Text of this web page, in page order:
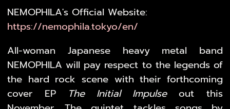
NEMOPHILA's Official Website:
https://nemophila.tokyo/en/
All-woman Japanese heavy metal band
NEMOPHILA will pay respect to the legends of
the hard rock scene with their forthcoming
cover EP
The Initial Impulseout this